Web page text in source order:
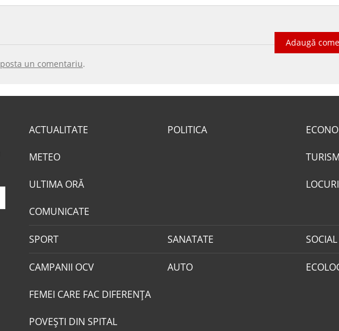
Adaugă
posta un comentariu.
ACTUALITATE
METEO
ULTIMA ORĂ
COMUNICATE
POLITICA
TURISM
SPORT SANATATE SOCIAL
CAMPANII OCV
FEMEI CARE FAC DIFERENȚA
POVEŞTI DIN SPITAL
AUTO